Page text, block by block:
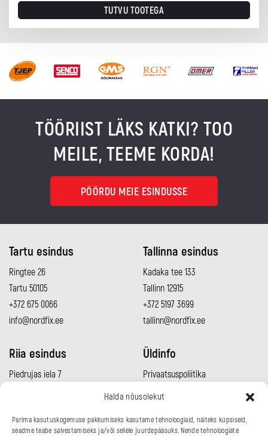
Halda nõusolekut
Parima kasutuskogemuse pakkumiseks kasutame tehnoloogiaid, näiteks küpsiseid,
seadme teabe salvestamiseks ja/või sellele juurdepääsuks. Nende tehnoloogiate
TUTVU TOOTEGA
TÖÖRIIST LÄKS KATKI? TOO
MEILE, TEEME KORDA!
PÖÖRDU MEIE ESINDUSSE
Tartu esindus
Ringtee 26
Tartu 50105
+372 675 0066
info@nordfix.ee
Tallinna esindus
Kadaka tee 133
Tallinn 12915
+372 5197 3699
tallinn@nordfix.ee
Riia esindus
Piedrujas iela 7
info@nordfix.lv
Üldinfo
Privaatsuspoliitika
Müügitingimused
Kontakt